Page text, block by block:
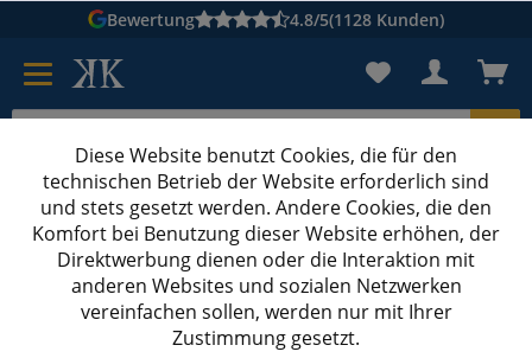
Bewertung 4.8/5(1128 Kunden)
Karton suchen
Kartons bedruckenKartons nach Maß
Präsentkörbe
290x270x60/105 mm Präsentkorb sechseckig Welle
Diese Website benutzt Cookies, die für den
technischen Betrieb der Website erforderlich sind
und stets gesetzt werden. Andere Cookies, die den
Komfort bei Benutzung dieser Website erhöhen, der
Direktwerbung dienen oder die Interaktion mit
anderen Websites und sozialen Netzwerken
vereinfachen sollen, werden nur mit Ihrer
Zustimmung gesetzt.